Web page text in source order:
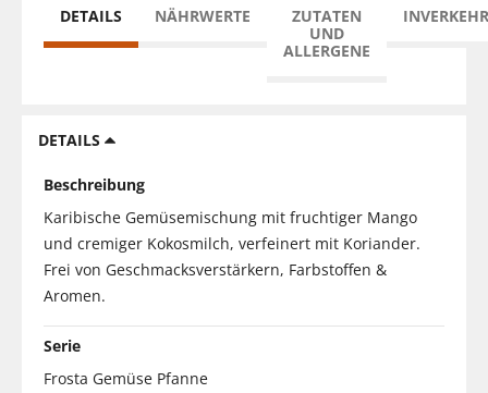
DETAILS NÄHRWERTE
ZUTATEN
UND
ALLERGENE
DETAILS
Beschreibung
Karibische Gemüsemischung mit fruchtiger Mango
und cremiger Kokosmilch, verfeinert mit Koriander.
Frei von Geschmacksverstärkern, Farbstoffen &
Aromen.
Serie
Frosta Gemüse Pfanne